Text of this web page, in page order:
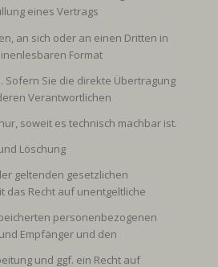
eines Vertrags
an sich oder an einen Dritten in
Format
Sofern Sie die direkte Übertragung
Verantwortlichen
soweit es technisch machbar ist.
Löschung
geltenden gesetzlichen
das Recht auf unentgeltliche
personenbezogenen
Empfänger und den
und ggf. ein Recht auf